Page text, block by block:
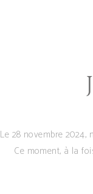
Le 28 novembre 2024,
Ce moment, à la